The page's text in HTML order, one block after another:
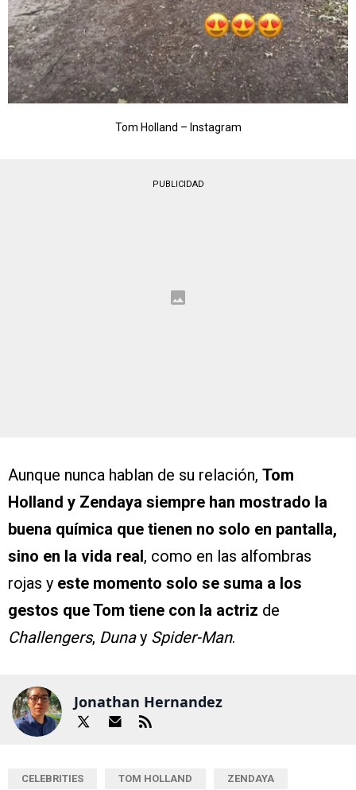
Tom Holland – Instagram
PUBLICIDAD
Aunque nunca hablan de su relación, Tom
Holland y Zendaya siempre han mostrado la
buena química que tienen no solo en pantalla,
sino en la vida real, como en las alfombras
rojas y este momento solo se suma a los
gestos que Tom tiene con la actriz de
Challengers, Dunay Spider-Man.
Jonathan Hernandez
CELEBRITIES TOM HOLLAND ZENDAYA